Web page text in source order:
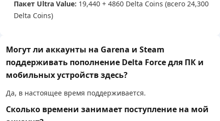
Пакет Ultra Value: 19,440 + 4860 Delta Coins (всего 24,300
Delta Coins)
Могут ли аккаунты на Garena и Steam
поддерживать пополнение Delta Force для ПК и
мобильных устройств здесь?
Да, в настоящее время поддерживается.
Сколько времени занимает поступление на мой